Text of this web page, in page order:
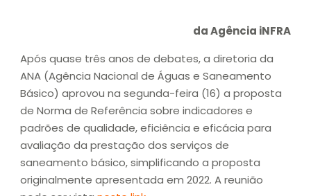
da Agência iNFRA
Após quase três anos de debates, a diretoria da
ANA (Agência Nacional de Águas e Saneamento
Básico) aprovou na segunda-feira (16) a proposta
de Norma de Referência sobre indicadores e
padrões de qualidade, eficiência e eficácia para
avaliação da prestação dos serviços de
saneamento básico, simplificando a proposta
originalmente apresentada em 2022. A reunião